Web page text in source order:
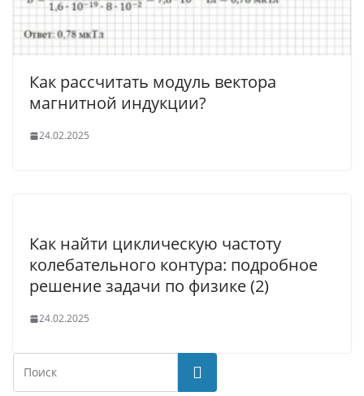
Как рассчитать модуль вектора
магнитной индукции?
24.02.2025
Как найти циклическую частоту
колебательного контура: подробное
решение задачи по физике (2)
24.02.2025
Поиск